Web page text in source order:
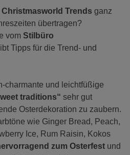
Christmasworld Trends ganz
übertragen?
vom Stilbüro
Tipps für die Trend- und
charmante und leichtfüßige
traditions“ sehr gut
Osterdekoration zu zaubern.
wie Ginger Bread, Peach,
Ice, Rum Raisin, Kokos
zum Osterfest und